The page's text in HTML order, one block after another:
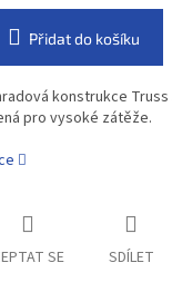
Přidat do košíku
konstrukce Truss
pro vysoké zátěže.
SE SDÍLET